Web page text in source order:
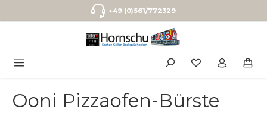
Zum Hauptinhalt springen+49 (0)561/772329
Ooni Pizzaofen-Bürste